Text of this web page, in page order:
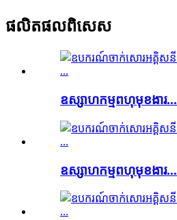
ផលិតផល​ពិសេស
ឧស្សាហកម្មពហុមុខងារ...
ឧស្សាហកម្មពហុមុខងារ...